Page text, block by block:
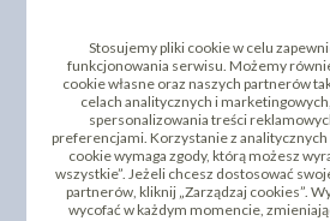
Stosujemy pliki cookie w celu
funkcjonowania serwisu. Możemy
cookie własne oraz naszych partnerów
celach analitycznych i
spersonalizowania treści
preferencjami. Korzystanie z
cookie wymaga zgody, którą możesz
wszystkie”. Jeżeli chcesz dostosować
partnerów, kliknij „Zarządzaj cookies”.
wycofać w każdym momencie,